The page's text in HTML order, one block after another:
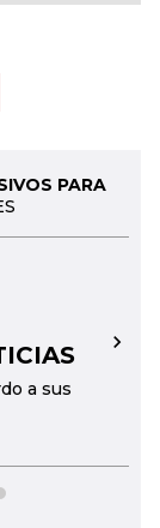
PARA
a sus
→